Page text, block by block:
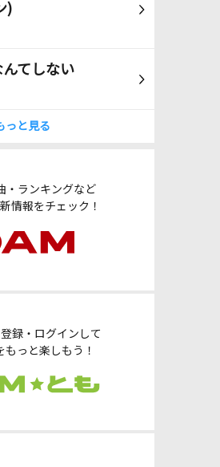
)
てしない
っと見る
・ランキングなど
情報をチェック！
録・ログインして
もっと楽しもう！